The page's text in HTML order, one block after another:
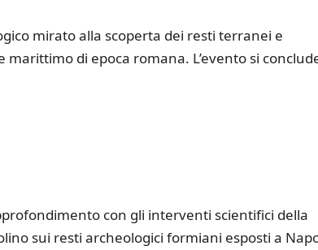
mirato alla scoperta dei resti terranei e
di epoca romana. L’evento si
con gli interventi scientifici della
sui resti archeologici formiani esposti a